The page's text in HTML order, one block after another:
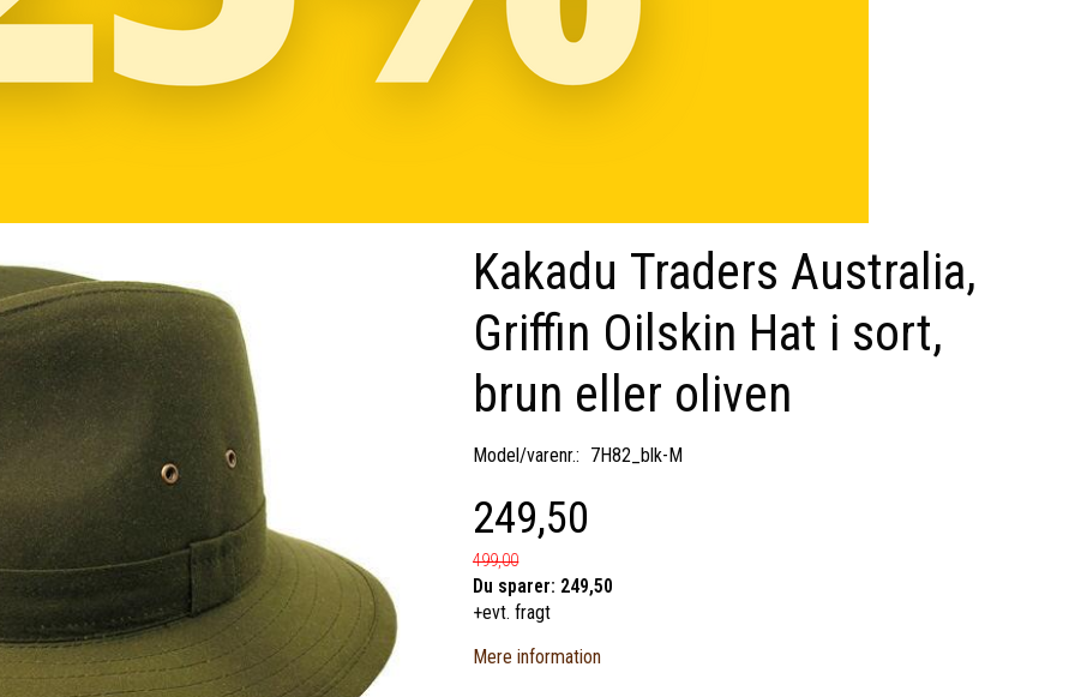
Kakadu Traders Australia,
Griffin Oilskin Hat i sort,
brun eller oliven
Model/varenr.: 7H82_blk-M
249,50
499,00
Du sparer: 249,50
+evt. fragt
Mere information